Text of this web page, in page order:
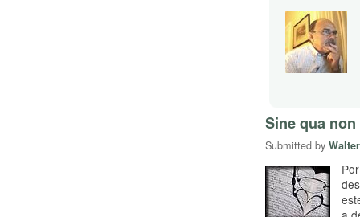
Sine qua non
Submitted by